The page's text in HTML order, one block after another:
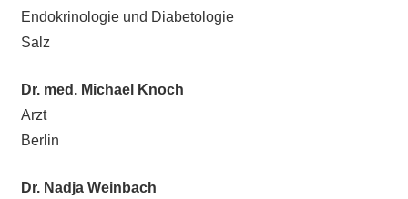
Endokrinologie und Diabetologie
Salz
Dr. med. Michael Knoch
Arzt
Berlin
Dr. Nadja Weinbach